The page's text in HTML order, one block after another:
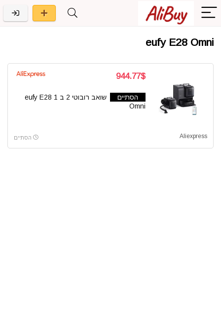
eufy E28 Omni
944.77$
הסתיים
שואב רובוטי 2 ב 1 eufy E28
Omni
Aliexpress הסתיים